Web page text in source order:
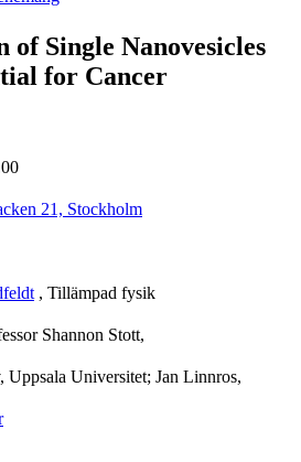
Single Nanovesicles
for Cancer
21, Stockholm
, Tillämpad fysik
Shannon Stott,
Uppsala Universitet; Jan Linnros,